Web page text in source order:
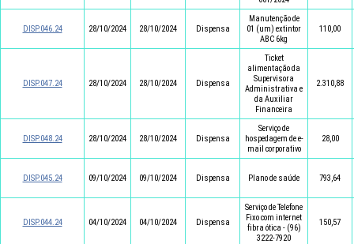
DISP.046.24 28/10/2024 28/10/2024 Dispensa
Manutenção de
01 (um) extintor
ABC 6kg
110,00
DISP.047.24 28/10/2024 28/10/2024 Dispensa
Ticket
alimentação da
Supervisora
Administrativa e
da Auxiliar
Financeira
2.310,88
DISP.048.24 28/10/2024 28/10/2024 Dispensa
Serviço de
hospedagem de e-
mail corporativo
28,00
DISP.045.24 09/10/2024 09/10/2024 Dispensa Plano de saúde 793,64
DISP.044.24 04/10/2024 04/10/2024 Dispensa
Serviço de Telefone
Fixo com internet
fibra ótica - (96)
3222-7920
150,57